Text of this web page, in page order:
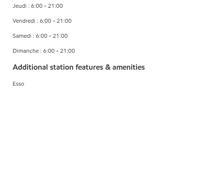
Jeudi : 6:00 - 21:00
Vendredi : 6:00 - 21:00
Samedi : 6:00 - 21:00
Dimanche : 6:00 - 21:00
Additional station features & amenities
Esso